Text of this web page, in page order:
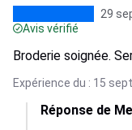
29
Avis vérifié
Broderie soignée.
Expérience du : 15
Réponse de